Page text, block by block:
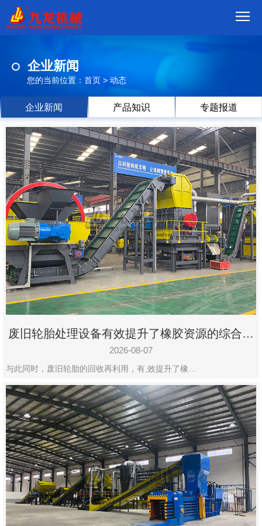
品
视
频
现
场
方
案
动
态
联
系
郑
州
市
九
设
有
限
公
司
豫
ICP
备
19020390
号-1
企业新闻
您的当前位置： 首页 > 动态
企业新闻 产品知识 专题报道
废旧轮胎处理设备有效提升了橡胶资源的综合利
用率
2026-08-07
与此同时，废旧轮胎的回收再利用，有,效提升了橡…